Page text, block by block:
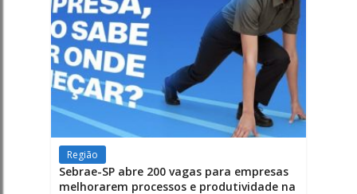
Região
Sebrae-SP abre 200 vagas para empresas
melhorarem processos e produtividade na